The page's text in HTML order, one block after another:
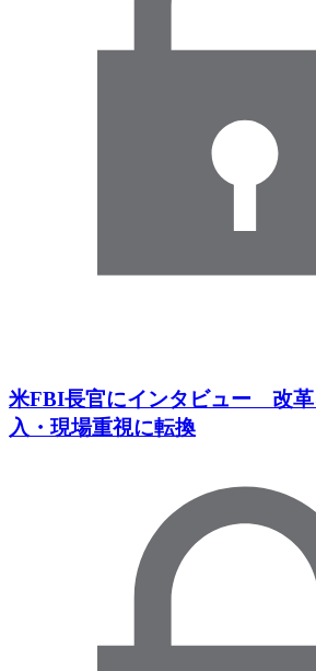
米FBI長官にインタビュー 改
入・現場重視に転換